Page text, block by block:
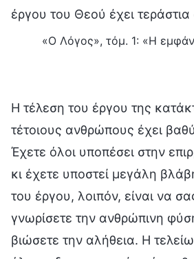
έργου του Θεού έχει
«Ο Λόγος», τόμ. 1: «Η
Η τέλεση του έργου της
τέτοιους ανθρώπους έχει
Έχετε όλοι υποπέσει στην
κι έχετε υποστεί μεγάλη
του έργου, λοιπόν, είναι να
γνωρίσετε την ανθρώπινη
βιώσετε την αλήθεια. Η